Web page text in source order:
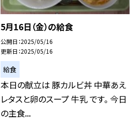
5月16日（金）の給食
公開日 2025/05/16
更新日 2025/05/16
給食
本日の献立は 豚カルビ丼 中華あえ
レタスと卵のスープ 牛乳 です。 今日
の主食...